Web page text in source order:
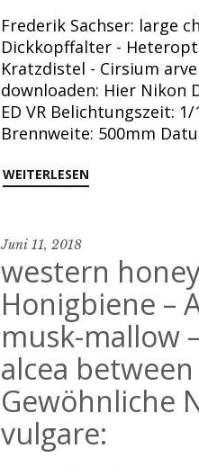
Frederik Sachser: large
Dickkopffalter -
Kratzdistel - Cirsium
downloaden: Hier Nikon
ED VR Belichtungszeit:
Brennweite: 500mm
WEITERLESEN
Juni 11, 2018
western
Honigbiene –
musk-mallow
alcea between
Gewöhnliche
vulgare: